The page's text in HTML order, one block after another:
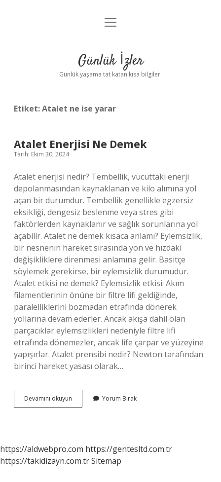
Anasayfa
Yasal Uyarı
menüyü
Günlük İzler
Günlük yaşama tat katan kısa bilgiler.
Etiket:Atalet ne ise yarar
Atalet Enerjisi Ne Demek
Tarih: Ekim 30, 2024
Atalet enerjisi nedir? Tembellik, vücuttaki enerji
depolanmasından kaynaklanan ve kilo alımına yol
açan bir durumdur. Tembellik genellikle egzersiz
eksikliği, dengesiz beslenme veya stres gibi
faktörlerden kaynaklanır ve sağlık sorunlarına yol
açabilir. Atalet ne demek kısaca anlamı? Eylemsizlik,
bir nesnenin hareket sırasında yön ve hızdaki
değişikliklere direnmesi anlamına gelir. Basitçe
söylemek gerekirse, bir eylemsizlik durumudur.
Atalet etkisi ne demek? Eylemsizlik etkisi: Akım
filamentlerinin önüne bir filtre lifi geldiğinde,
paralelliklerini bozmadan etrafında dönerek
yollarına devam ederler. Ancak akışa dahil olan
parçacıklar eylemsizlikleri nedeniyle filtre lifi
etrafında dönemezler, ancak life çarpar ve yüzeyine
yapışırlar. Atalet prensibi nedir? Newton tarafından
birinci hareket yasası olarak…
Devamını okuyun
Enerjisi
Yorum Bırak
https://aldwebpro.com https://gentesltd.com.tr
https://takidizayn.com.trSitemap